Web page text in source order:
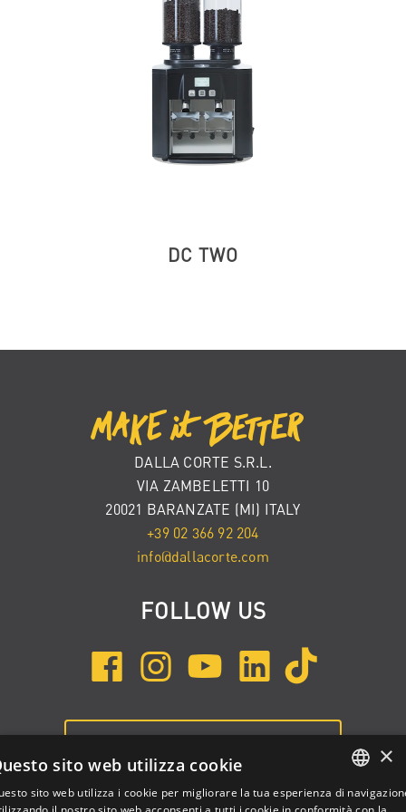
DC TWO
DALLA CORTE S.R.L.
VIA ZAMBELETTI 10
20021 BARANZATE (MI) ITALY
+39 02 366 92 204
info@dallacorte.com
FOLLOW US
ENGLISH
×
sito web utilizza cookie
sito web utilizza i cookie per migliorare la tua esperienza di